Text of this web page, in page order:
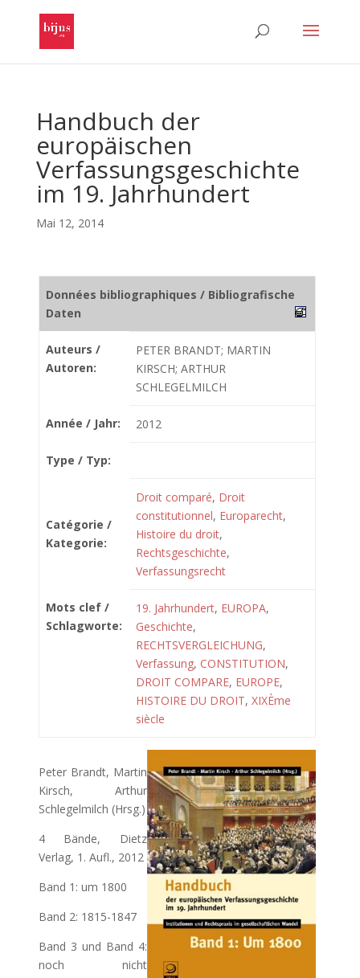
Handbuch der
europäischen
Verfassungsgeschichte
im 19. Jahrhundert
Mai 12, 2014
Données bibliographiques / Bibliografische
Daten
Auteurs /
Autoren:
PETER BRANDT; MARTIN
KIRSCH; ARTHUR
SCHLEGELMILCH
Année / Jahr: 2012
Type / Typ:
Catégorie /
Kategorie:
Droit comparé, Droit
constitutionnel, Europarecht,
Histoire du droit,
Rechtsgeschichte,
Verfassungsrecht
Mots clef /
Schlagworte:
19. Jahrhundert, EUROPA,
Geschichte,
RECHTSVERGLEICHUNG,
Verfassung, CONSTITUTION,
DROIT COMPARE, EUROPE,
HISTOIRE DU DROIT, XIXÈme
siècle
Peter Brandt, Martin
Kirsch, Arthur
Schlegelmilch (Hrsg.)
4 Bände, Dietz
Verlag, 1. Aufl., 2012
Band 1: um 1800
Band 2: 1815-1847
Band 3 und Band 4:
noch nicht